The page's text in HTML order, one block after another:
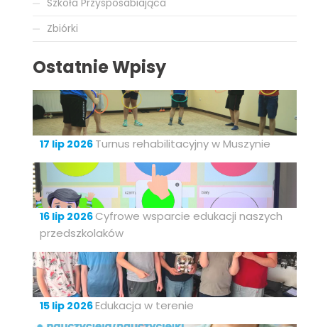
Szkoła Przysposabiająca
Zbiórki
Ostatnie Wpisy
17 lip 2026 Turnus rehabilitacyjny w Muszynie
16 lip 2026 Cyfrowe wsparcie edukacji naszych
przedszkolaków
15 lip 2026Edukacja w terenie